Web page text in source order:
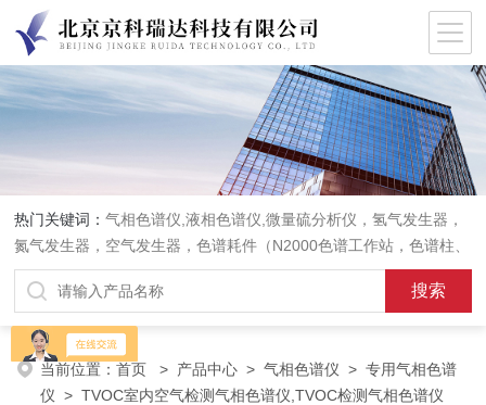
热门关键词：气相色谱仪,液相色谱仪,微量硫分析仪，氢气发生器，
氮气发生器，空气发生器，色谱耗件（N2000色谱工作站，色谱柱、
阀件、进样器、色谱担体），顶空进样器，热解析仪，紫外分光光度
计，原子吸收分光光度计，傅立叶红外光谱仪，分析天平等常规实验
室产品。
当前位置：首页 > 产品中心 >气相色谱仪 >专用气相色谱
仪 > TVOC室内空气检测气相色谱仪,TVOC检测气相色谱仪